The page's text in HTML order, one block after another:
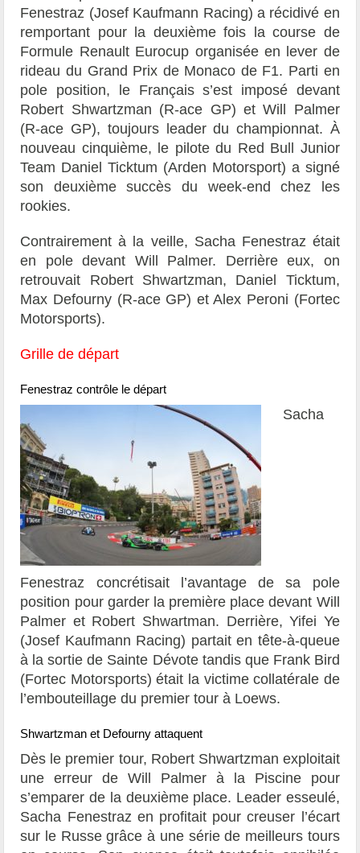
Fenestraz (Josef Kaufmann Racing) a récidivé en
remportant pour la deuxième fois la course de
Formule Renault Eurocup organisée en lever de
rideau du Grand Prix de Monaco de F1. Parti en
pole position, le Français s’est imposé devant
Robert Shwartzman (R-ace GP) et Will Palmer
(R-ace GP), toujours leader du championnat. À
nouveau cinquième, le pilote du Red Bull Junior
Team Daniel Ticktum (Arden Motorsport) a signé
son deuxième succès du week-end chez les
rookies.
Contrairement à la veille, Sacha Fenestraz était
en pole devant Will Palmer. Derrière eux, on
retrouvait Robert Shwartzman, Daniel Ticktum,
Max Defourny (R-ace GP) et Alex Peroni (Fortec
Motorsports).
Grille de départ
Fenestraz contrôle le départ
Sacha
Fenestraz concrétisait l’avantage de sa pole
position pour garder la première place devant Will
Palmer et Robert Shwartman. Derrière, Yifei Ye
(Josef Kaufmann Racing) partait en tête-à-queue
à la sortie de Sainte Dévote tandis que Frank Bird
(Fortec Motorsports) était la victime collatérale de
l’embouteillage du premier tour à Loews.
Shwartzman et Defourny attaquent
Dès le premier tour, Robert Shwartzman exploitait
une erreur de Will Palmer à la Piscine pour
s’emparer de la deuxième place. Leader esseulé,
Sacha Fenestraz en profitait pour creuser l’écart
sur le Russe grâce à une série de meilleurs tours